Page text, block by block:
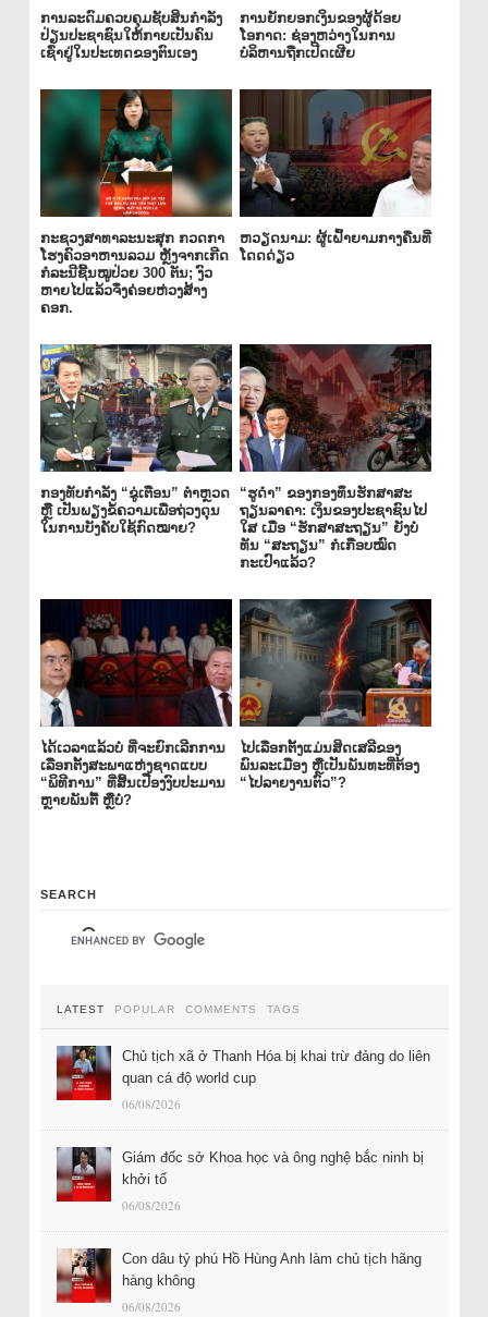
ການລະດົມຄວບຄຸມຊັບສິນກຳລັງ
ປ່ຽນປະຊາຊົນໃຫ້ກາຍເປັນຄົນ
ເຊົ່າຢູ່ໃນປະເທດຂອງຕົນເອງ
ການຍັກຍອກເງິນຂອງຜູ້ດ້ອຍ
ໂອກາດ: ຊ່ອງຫວ່າງໃນການ
ບໍລິຫານຖືກເປີດເຜີຍ
ກະຊວງສາທາລະນະສຸກ ກວດກາ
ໂຮງຄົວອາຫານລວມ ຫຼັງຈາກເກີດ
ກໍລະນີຊີ້ນໝູປ່ວຍ 300 ຕັນ; ງົວ
ຫາຍໄປແລ້ວຈຶ່ງຄ່ອຍຫ່ວງສ້າງ
ຄອກ.
ຫວຽດນາມ: ຜູ້ເຝົ້າຍາມກາງຄືນທີ່
ໂດດດ່ຽວ
ກອງທັບກຳລັງ “ຂູ່ເຕືອນ” ຕຳຫຼວດ
ຫຼື ເປັນພຽງຂໍ້ຄວາມເພື່ອຖ່ວງດຸນ
ໃນການບັງຄັບໃຊ້ກົດໝາຍ?
“ຮູດຳ” ຂອງກອງທຶນຮັກສາສະ
ຖຽນລາຄາ: ເງິນຂອງປະຊາຊົນໄປ
ໃສ ເມື່ອ “ຮັກສາສະຖຽນ” ຍັງບໍ່
ທັນ “ສະຖຽນ” ກໍເກືອບໝົດ
ກະເປົາແລ້ວ?
ໄດ້ເວລາແລ້ວບໍ່ ທີ່ຈະຍົກເລີກການ
ເລືອກຕັ້ງສະພາແຫ່ງຊາດແບບ
“ພິທີການ” ທີ່ສິ້ນເປືອງງົບປະມານ
ຫຼາຍພັນຕື້ ຫຼືບໍ່?
ໄປເລືອກຕັ້ງແມ່ນສິດເສລີຂອງ
ພົນລະເມືອງ ຫຼືເປັນພັນທະທີ່ຕ້ອງ
“ໄປລາຍງານຕົວ”?
SEARCH
LATEST POPULAR COMMENTS TAGS
Chủ tịch xã ở Thanh Hóa bị khai trừ đảng do liên
quan cá độ world cup
06/08/2026
Giám đốc sở Khoa học và ông nghệ bắc ninh bị
khởi tố
06/08/2026
Con dâu tỷ phú Hồ Hùng Anh làm chủ tịch hãng
hàng không
06/08/2026